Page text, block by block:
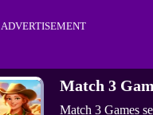
ADVERTISEMENT
Match 3
Match 3 Games